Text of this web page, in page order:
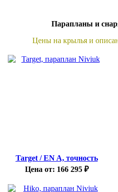
Парапланы и
Цены на крылья и
Target / EN A, точность
Цена от: 166 295₽